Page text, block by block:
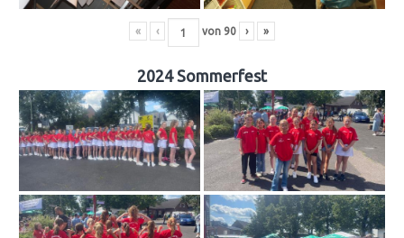
« ‹ von 90 › »
2024 Sommerfest